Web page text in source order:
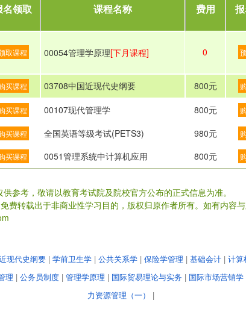
名领取 课程名称 费用
取课程 00054管理学原理[下月课程] 0
买课程 03708中国近现代史纲要 800元
买课程 00107现代管理学 800元
买课程 全国英语等级考试(PETS3) 980元
买课程 0051管理系统中计算机应用 800元
参考，敬请以教育考试院及院校官方公布的正式信息为准。
费转载出于非商业性学习目的，版权归原作者所有。如有内容
现代史纲要 | 学前卫生学 | 公共关系学 | 保险学管理 | 基础会计 | 计算
理 | 公务员制度 | 管理学原理 | 国际贸易理论与实务 | 国际市场营销学
力资源管理（一）
|